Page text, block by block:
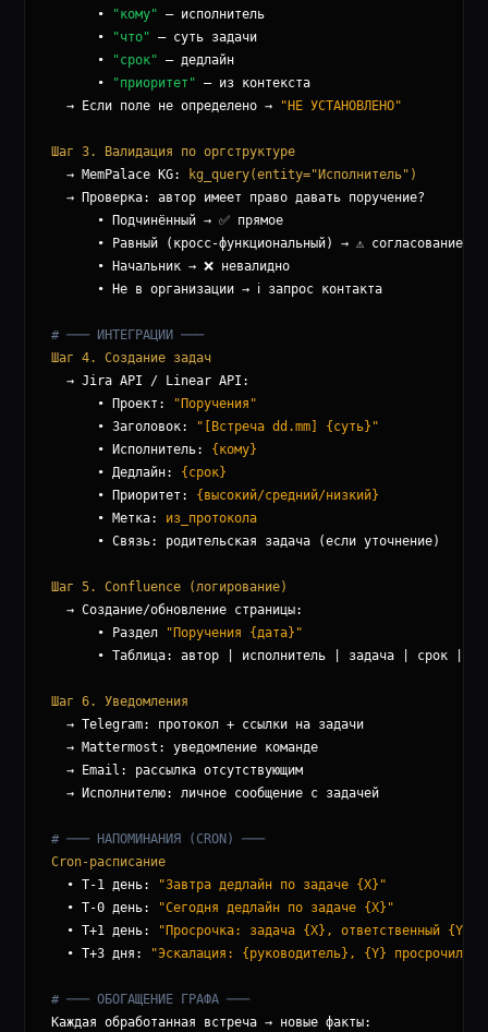
      •
"кому" — исполнитель
      •
"что" — суть задачи
      •
"срок" — дедлайн
      •
"приоритет" — из контекста
  → Если поле не определено →
"НЕ УСТАНОВЛЕНО"
Шаг 3. Валидация по оргструктуре
  → MemPalace KG:
kg_query(entity="Исполнитель")
  → Проверка: автор имеет право давать поручение?
      • Подчинённый → ✅ прямое
      • Равный (кросс-функциональный) → ⚠️ согласование
      • Начальник → ❌ невалидно
      • Не в организации → ℹ️ запрос контакта
# ─── ИНТЕГРАЦИИ ───
Шаг 4. Создание задач
  → Jira API / Linear API:
      • Проект:
"Поручения"
      • Заголовок:
"[Встреча dd.mm] {суть}"
      • Исполнитель:
{кому}
      • Дедлайн:
{срок}
      • Приоритет:
{высокий/средний/низкий}
      • Метка:
из_протокола
      • Связь: родительская задача (если уточнение)
Шаг 5. Confluence (логирование)
  → Создание/обновление страницы:
      • Раздел
"Поручения {дата}"
• Таблица: автор | исполнитель | задача | срок |
Шаг 6. Уведомления
  → Telegram: протокол + ссылки на задачи
  → Mattermost: уведомление команде
  → Email: рассылка отсутствующим
  → Исполнителю: личное сообщение с задачей
# ─── НАПОМИНАНИЯ (CRON) ───
Cron-расписание
  • T-1 день:
"Завтра дедлайн по задаче {X}"
  • T-0 день:
"Сегодня дедлайн по задаче {X}"
  • T+1 день:
"Просрочка: задача {X}, ответственный {Y}"
  • T+3 дня:
"Эскалация: {руководитель}, {Y} просрочил
# ─── ОБОГАЩЕНИЕ ГРАФА ───
Каждая обработанная встреча → новые факты: